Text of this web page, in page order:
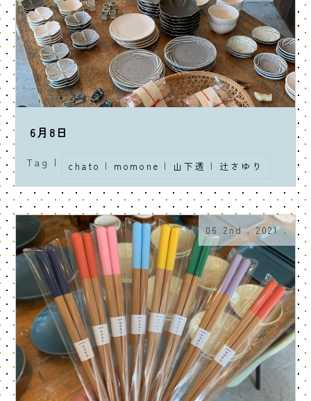
6月8日
Tag | chato | momone | 山下透 | 辻さゆり
06 2nd . 2021 .